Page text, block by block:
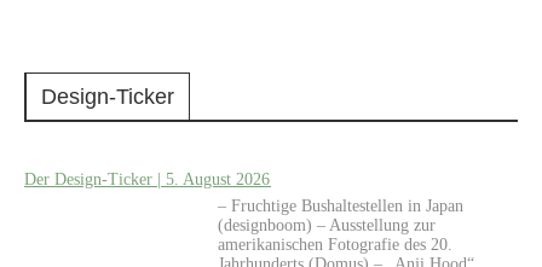
Design-Ticker
Der Design-Ticker | 5. August 2026
– Fruchtige Bushaltestellen in Japan
(designboom) – Ausstellung zur
amerikanischen Fotografie des 20.